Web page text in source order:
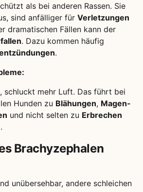
als bei anderen Rassen. Sie
sind anfälliger für Verletzungen
dramatischen Fällen kann der
. Dazu kommen häufig
.
schluckt mehr Luft. Das führt bei
Hunden zu Blähungen, Magen-
und nicht selten zu Erbrechen
.
Brachyzephalen
unübersehbar, andere schleichen